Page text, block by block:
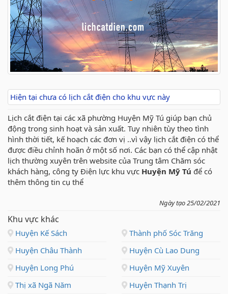
Hiện tại chưa có lịch cắt điện cho khu vực này
Lịch cắt điện tại các xã phường Huyện Mỹ Tú giúp bạn chủ
động trong sinh hoạt và sản xuất. Tuy nhiên tùy theo tình
hình thời tiết, kế hoạch các đơn vị ..vì vậy lịch cắt điện có thể
được điều chỉnh hoãn ở một số nơi. Các bạn có thể cập nhật
lịch thường xuyên trên website của Trung tâm Chăm sóc
khách hàng, công ty Điện lực khu vực Huyện Mỹ Tú để có
thêm thông tin cụ thể
Ngày tạo 25/02/2021
Khu vực khác
Huyện Kế Sách
Thành phố Sóc Trăng
Huyện Châu Thành
Huyện Cù Lao Dung
Huyện Long Phú
Huyện Mỹ Xuyên
Thị xã Ngã Năm
Huyện Thạnh Trị